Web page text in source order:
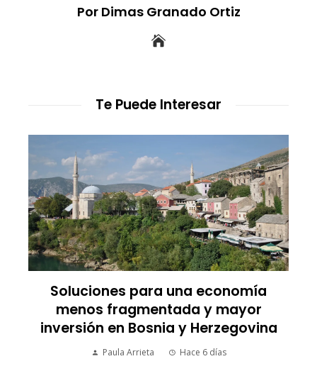
Por Dimas Granado Ortiz
Te Puede Interesar
Soluciones para una economía
menos fragmentada y mayor
inversión en Bosnia y Herzegovina
Paula Arrieta Hace 6 días